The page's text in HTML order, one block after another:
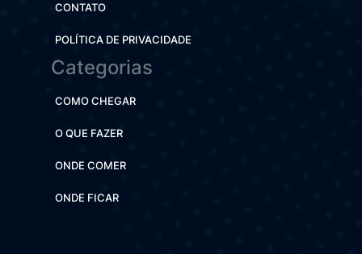
CONTATO
POLÍTICA DE PRIVACIDADE
Categorias
COMO CHEGAR
O QUE FAZER
ONDE COMER
ONDE FICAR